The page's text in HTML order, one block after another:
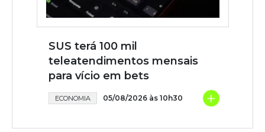
SUS terá 100 mil
teleatendimentos mensais
para vício em bets
ECONOMIA 05/08/2026 às 10h30 +